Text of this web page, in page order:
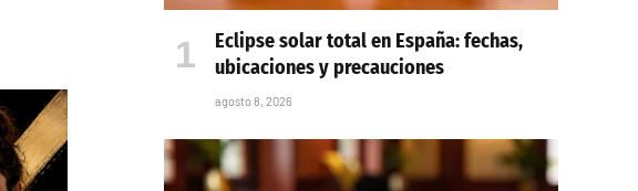
Eclipse solar total en España: fechas,
ubicaciones y precauciones
agosto 8, 2026